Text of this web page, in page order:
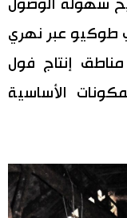
سهولة الوصول
طوكيو عبر نهري
إنتاج فول
الأساسية